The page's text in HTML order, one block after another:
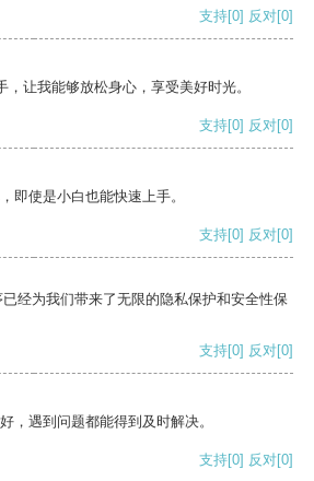
支持[0] 反对[0]
让我能够放松身心，享受美好时光。
支持[0] 反对[0]
即使是小白也能快速上手。
支持[0] 反对[0]
经为我们带来了无限的隐私保护和安全性保
支持[0] 反对[0]
，遇到问题都能得到及时解决。
支持[0] 反对[0]